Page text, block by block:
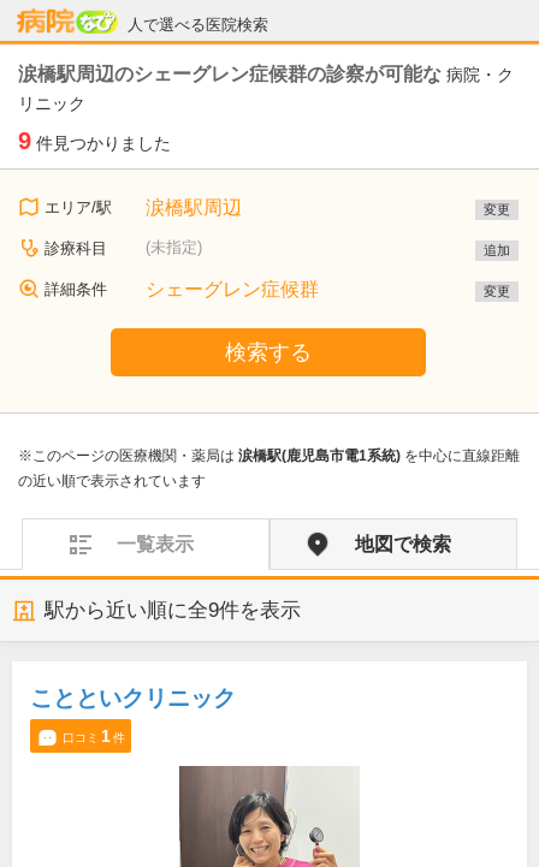
人で選べる医院検索
病院なび
涙橋駅周辺のシェーグレン症候群の診察が可能な 病院・ク
リニック
9 件見つかりました
エリア/駅 涙橋駅周辺 変更
診療科目 (未指定) 追加
詳細条件 シェーグレン症候群 変更
検索する
※このページの医療機関・薬局は 涙橋駅(鹿児島市電1系統) を中心に直線距離
の近い順で表示されています
一覧表示 地図で検索
駅から近い順に全9件を表示
ことといクリニック
口コミ 1件